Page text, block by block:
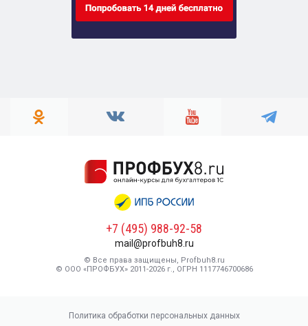
+7 (495) 988-92-58
mail@profbuh8.ru
© Все права защищены, Profbuh8.ru
© ООО «ПРОФБУХ» 2011-2026 г., ОГРН 1117746700686
Политика обработки персональных данных